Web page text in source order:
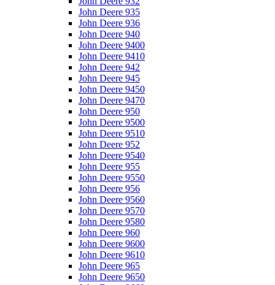
John Deere 935
John Deere 936
John Deere 940
John Deere 9400
John Deere 9410
John Deere 942
John Deere 945
John Deere 9450
John Deere 9470
John Deere 950
John Deere 9500
John Deere 9510
John Deere 952
John Deere 9540
John Deere 955
John Deere 9550
John Deere 956
John Deere 9560
John Deere 9570
John Deere 9580
John Deere 960
John Deere 9600
John Deere 9610
John Deere 965
John Deere 9650